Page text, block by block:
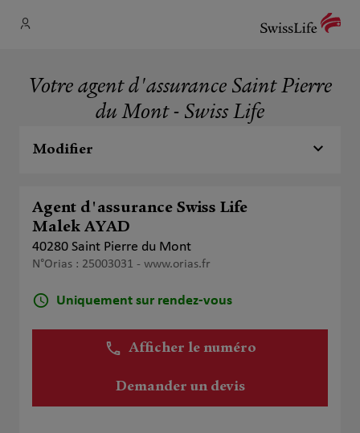
Votre agent d'assurance Saint Pierre
du Mont - Swiss Life
Modifier
Agent d'assurance Swiss Life
Malek AYAD
40280 Saint Pierre du Mont
N°Orias : 25003031 - www.orias.fr
Uniquement sur rendez-vous
Afficher le numéro
Demander un devis